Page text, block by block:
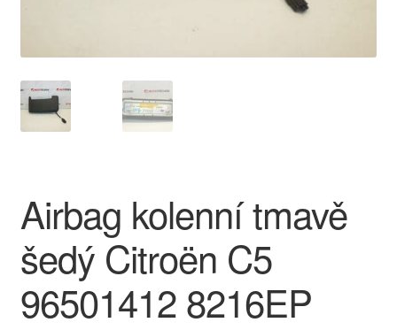
Platby
Reklamace
Reklamační řád
Vrakoviště Citroën
Airbag kolenní tmavě
šedý Citroën C5
96501412 8216EP